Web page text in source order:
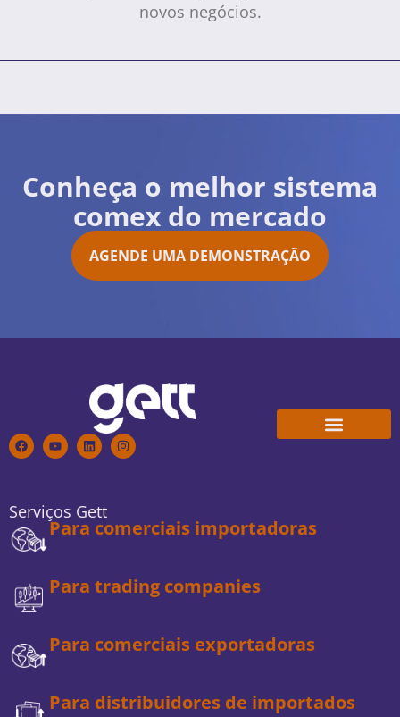
novos negócios.
Conheça o melhor sistema
comex do mercado
AGENDE UMA DEMONSTRAÇÃO
Serviços Gett
Para comerciais importadoras
Para trading companies
Para comerciais exportadoras
Para distribuidores de importados